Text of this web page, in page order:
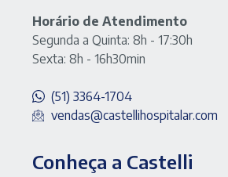
Horário de Atendimento
Segunda a Quinta: 8h - 17:30h
Sexta: 8h - 16h30min
(51) 3364-1704
vendas@castellihospitalar.com
Conheça a Castelli